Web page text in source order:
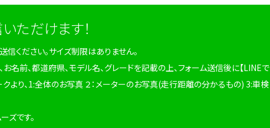
ただけます！
ください。サイズ制限はありません。
名前、都道府県、モデル名、グレードを記載の上、フォーム送信後に【LINEで
クより、1:全体のお写真 ２：メーターのお写真(走行距離の分かるもの) 3:車検
ズです。